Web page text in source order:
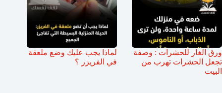
ورق الغار للحشرات : وصفة
تجعل الحشرات تهرب من
البيت
لماذا يجب عليك وضع ملعقة
في الفريزر ؟